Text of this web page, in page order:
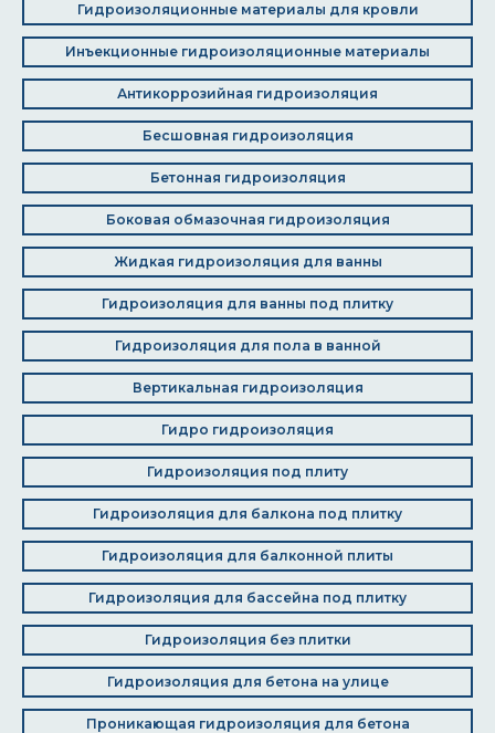
Гидроизоляционные материалы для кровли
Инъекционные гидроизоляционные материалы
Антикоррозийная гидроизоляция
Бесшовная гидроизоляция
Бетонная гидроизоляция
Боковая обмазочная гидроизоляция
Жидкая гидроизоляция для ванны
Гидроизоляция для ванны под плитку
Гидроизоляция для пола в ванной
Вертикальная гидроизоляция
Гидро гидроизоляция
Гидроизоляция под плиту
Гидроизоляция для балкона под плитку
Гидроизоляция для балконной плиты
Гидроизоляция для бассейна под плитку
Гидроизоляция без плитки
Гидроизоляция для бетона на улице
Проникающая гидроизоляция для бетона